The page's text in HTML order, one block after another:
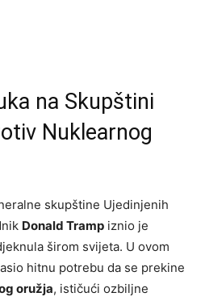
na Skupštini
Nuklearnog
skupštine Ujedinjenih
Donald Tramp iznio je
širom svijeta. U ovom
hitnu potrebu da se prekine
oružja, ističući ozbiljne